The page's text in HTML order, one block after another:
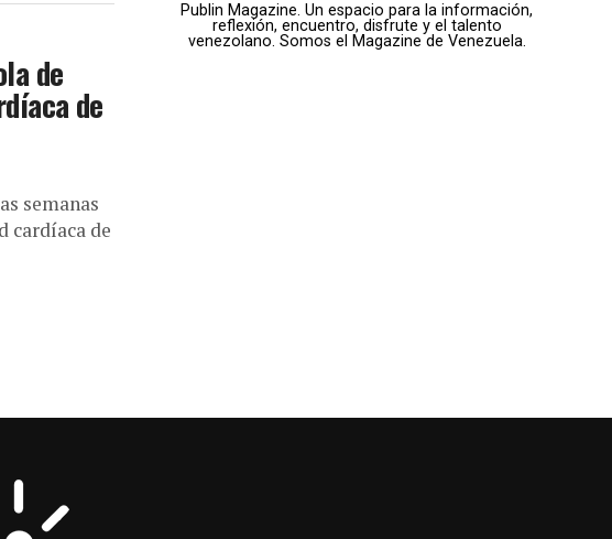
de
de
semanas
cardíaca de
Publin Magazine. Un espacio para la información,
reflexión, encuentro, disfrute y el talento
venezolano. Somos el Magazine de Venezuela.